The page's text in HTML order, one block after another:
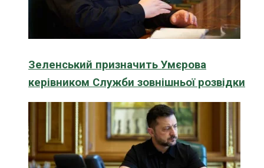
Зеленський призначить Умєрова
керівником Служби зовнішньої розвідки